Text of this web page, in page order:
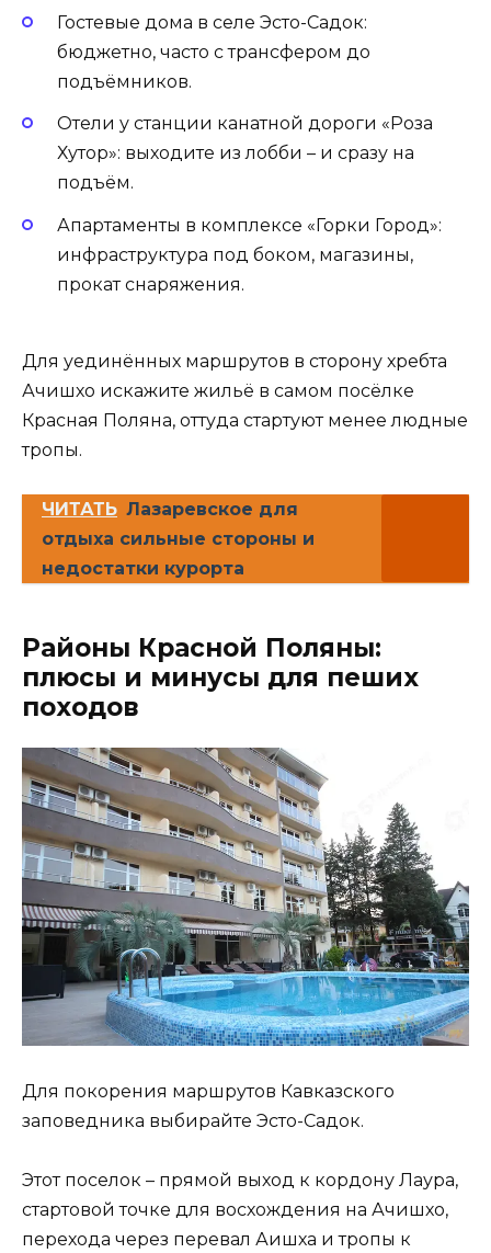
Гостевые дома в селе Эсто-Садок:
бюджетно, часто с трансфером до
подъёмников.
Отели у станции канатной дороги «Роза
Хутор»: выходите из лобби – и сразу на
подъём.
Апартаменты в комплексе «Горки Город»:
инфраструктура под боком, магазины,
прокат снаряжения.
Для уединённых маршрутов в сторону хребта
Ачишхо искажите жильё в самом посёлке
Красная Поляна, оттуда стартуют менее людные
тропы.
ЧИТАТЬ Лазаревское для
отдыха сильные стороны и
недостатки курорта
Районы Красной Поляны:
плюсы и минусы для пеших
походов
Для покорения маршрутов Кавказского
заповедника выбирайте Эсто-Садок.
Этот поселок – прямой выход к кордону Лаура,
стартовой точке для восхождения на Ачишхо,
перехода через перевал Аишха и тропы к